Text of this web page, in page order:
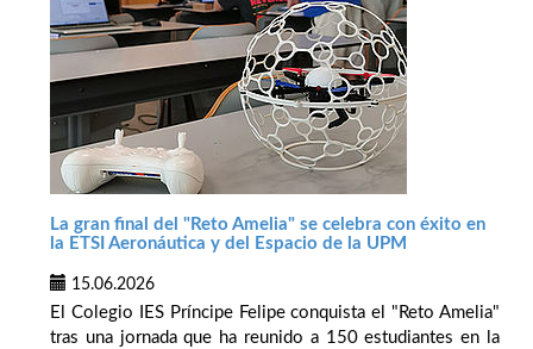
La gran final del "Reto Amelia" se celebra con éxito en
la ETSI Aeronáutica y del Espacio de la UPM
15.06.2026
El Colegio IES Príncipe Felipe conquista el "Reto Amelia"
tras una jornada que ha reunido a 150 estudiantes en la